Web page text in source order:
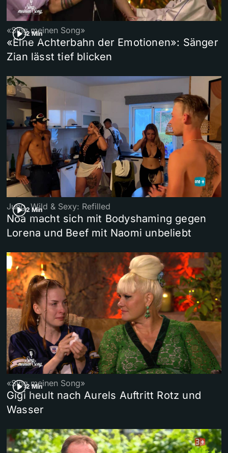
2 Min
«Sing meinen Song»
«Eine Achterbahn der Emotionen»: Sänger
Zian lässt tief blicken
2 Min
Jung, Wild & Sexy: Refilled
Noa macht sich mit Bodyshaming gegen
Lorena und Beef mit Naomi unbeliebt
2 Min
«Sing meinen Song»
Gigi heult nach Aurels Auftritt Rotz und
Wasser